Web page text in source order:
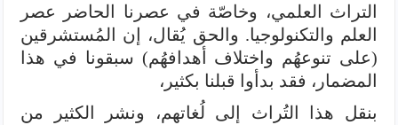
التراث العلمي، وخاصّة في عصرنا الحاضر عصر
العلم والتكنولوجيا. والحق يُقال، إن المُستشرقين
(على تنوعهُم واختلاف أهدافهُم) سبقونا في هذا
المضمار، فقد بدأوا قبلنا بكثير،
بنقل هذا التُراث إلى لُغاتهم، ونشر الكثير من